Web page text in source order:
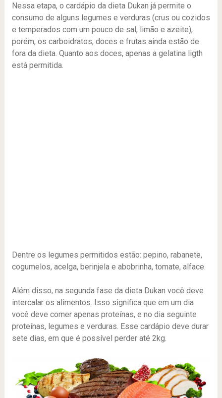
Nessa etapa, o cardápio da dieta Dukan já permite o
consumo de alguns legumes e verduras (crus ou cozidos
e temperados com um pouco de sal, limão e azeite),
porém, os carboidratos, doces e frutas ainda estão de
fora da dieta. Quanto aos doces, apenas a gelatina ligth
está permitida.
Dentre os legumes permitidos estão: pepino, rabanete,
cogumelos, acelga, berinjela e abobrinha, tomate, alface.
Além disso, na segunda fase da dieta Dukan você deve
intercalar os alimentos. Isso significa que em um dia
você deve comer apenas proteínas, e no dia seguinte
proteínas, legumes e verduras. Esse cardápio deve durar
sete dias, em que é possível perder até 2kg.